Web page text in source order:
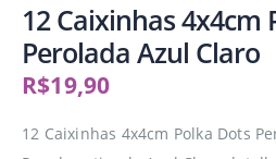
12 Caixinhas 4x4cm
Perolada Azul Claro
R$19,90
12 Caixinhas 4x4cm Polka Dots